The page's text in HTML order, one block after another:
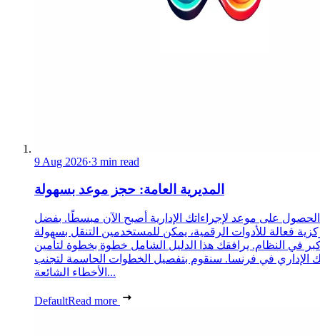
9 Aug 2026·3 min read
المديرية العامة: حجز موعد بسهولة
الحصول على موعد لإجراءاتك الإدارية أصبح الآن مبسطًا. بفضل
فعالة للأدوات الرقمية، يمكن للمستخدمين التنقل بسهولة
في النظام. يرافقك هذا الدليل الشامل خطوة بخطوة لتأمين
الإداري في فرنسا. سنقوم بتفصيل الخطوات الحاسمة لتجنب
الأخطاء الشائعة...
DefaultRead more